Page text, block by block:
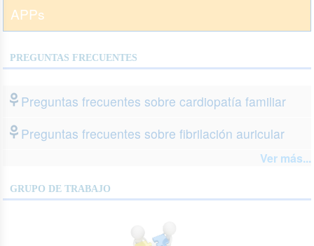
APPs
PREGUNTAS FRECUENTES
Preguntas frecuentes sobre cardiopatía familiar
Preguntas frecuentes sobre fibrilación auricular
Ver más...
GRUPO DE TRABAJO